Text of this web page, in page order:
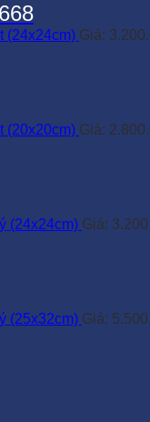
(24x24cm) Giá:
(20x20cm) Giá:
(24x24cm) Giá:
(25x32cm) Giá: